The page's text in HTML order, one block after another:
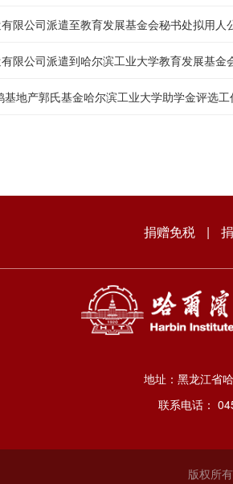
限公司派遣至教育发展基金会秘书处拟用人
限公司派遣到哈尔滨工业大学教育发展基金
地产郭氏基金哈尔滨工业大学助学金评选工
捐赠免税 |
地址：黑龙江省
联系电话：
版权所